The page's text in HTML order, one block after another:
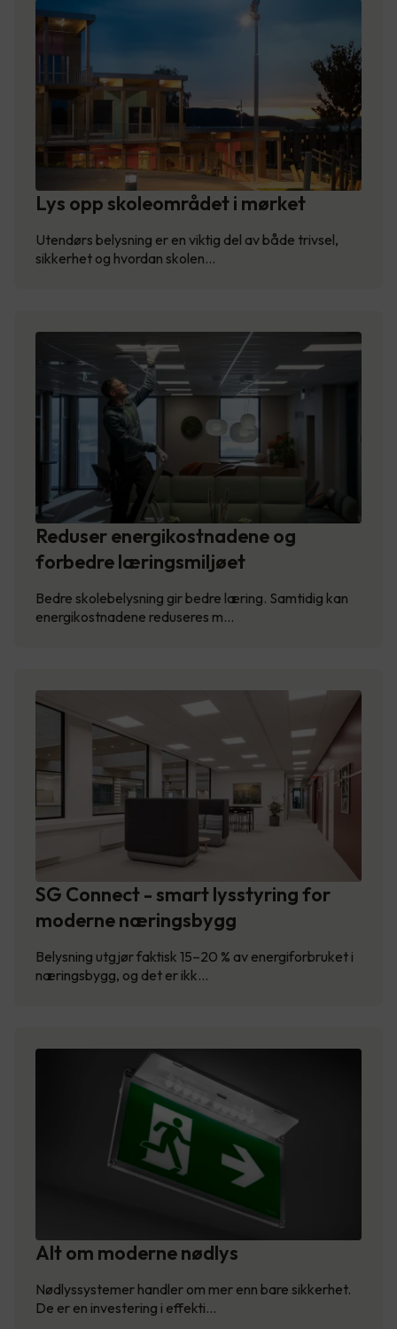
Lys opp skoleområdet i mørket
Utendørs belysning er en viktig del av både trivsel,
sikkerhet og hvordan skolen…
Reduser energikostnadene og
forbedre læringsmiljøet
Bedre skolebelysning gir bedre læring. Samtidig kan
energikostnadene reduseres m…
SG Connect - smart lysstyring for
moderne næringsbygg
Belysning utgjør faktisk 15–20 % av energiforbruket i
næringsbygg, og det er ikk…
Alt om moderne nødlys
Nødlyssystemer handler om mer enn bare sikkerhet.
De er en investering i effekti…